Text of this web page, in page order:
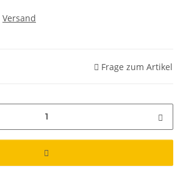
Versand
Frage zum Artikel